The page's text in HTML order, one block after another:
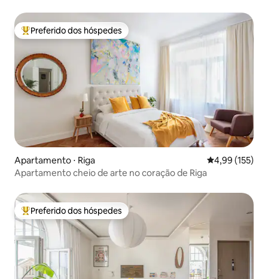
Entre os melhores preferidos dos hóspedes
Preferido dos hóspedes
Apartamento ⋅ Riga 4,99 de uma
4,99 (155)
Apartamento cheio de arte no coração de Riga
Entre os melhores preferidos dos hóspedes
Preferido dos hóspedes